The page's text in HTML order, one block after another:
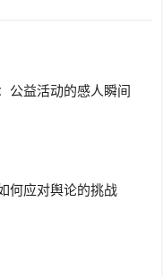
公益活动的感人瞬间
何应对舆论的挑战